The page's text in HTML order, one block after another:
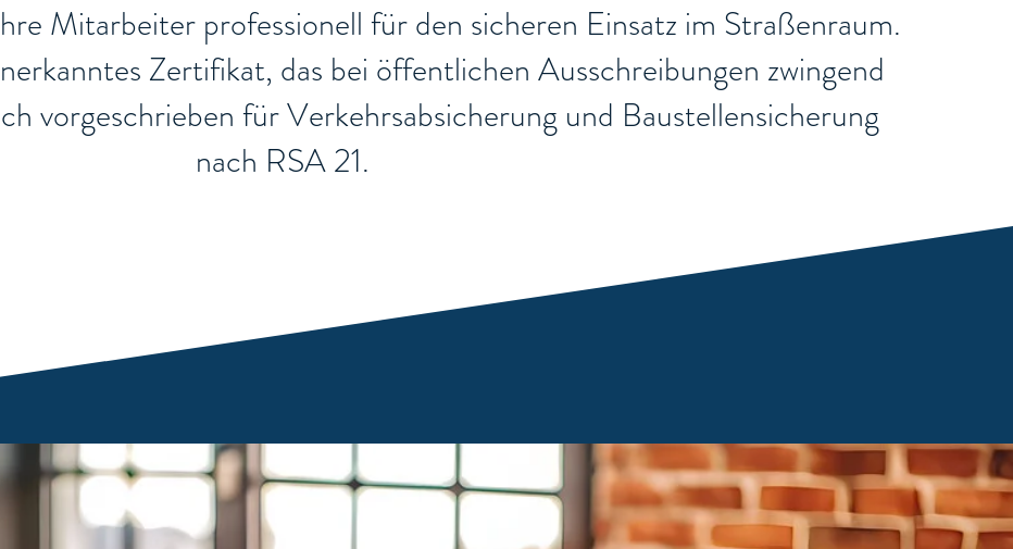
Mitarbeiter professionell für den sicheren Einsatz im Straßenraum.
Zertifikat, das bei öffentlichen Ausschreibungen zwingend
vorgeschrieben für Verkehrsabsicherung und Baustellensicherung
nach RSA 21.